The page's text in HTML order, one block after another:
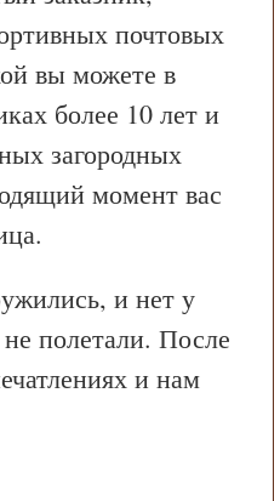
почтовых
вы можете в
более 10 лет и
загородных
момент вас
и нет у
полетали. После
и нам